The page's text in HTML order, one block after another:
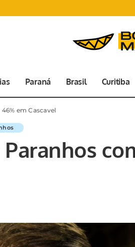
Paraná Brasil Curitiba
em Cascavel